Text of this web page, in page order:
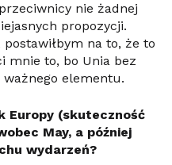
nie żadnej
propozycji.
postawiłbym na to, że to
mnie to, bo Unia bez
elementu.
Europy (skuteczność
May, a później
wydarzeń?